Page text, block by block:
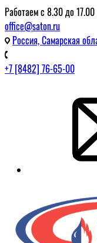
Работаем с 8.30 до 17.00
office@saton.ru
Россия, Самарская
+7 [8482] 76-65-00